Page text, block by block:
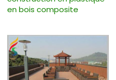
en bois composite